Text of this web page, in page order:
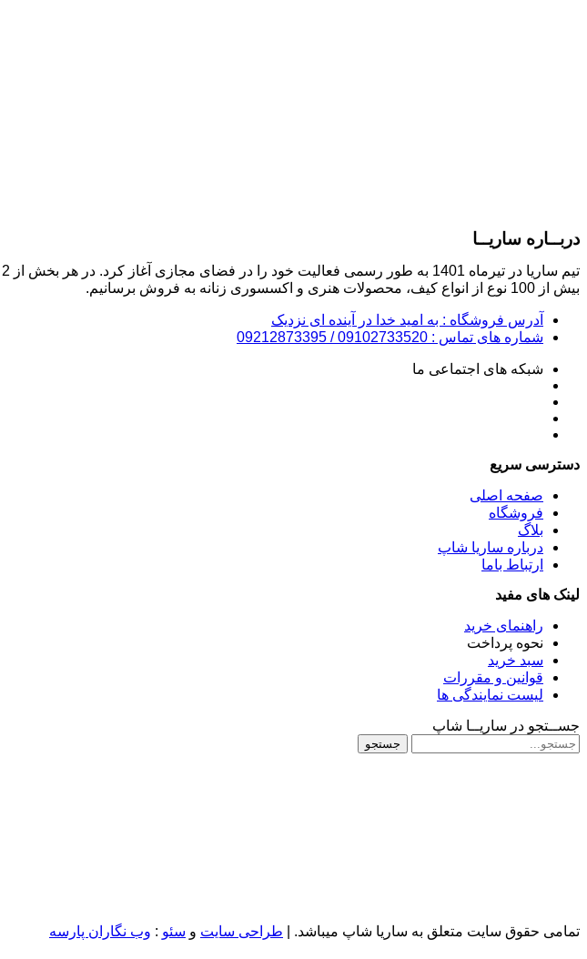
دربــاره ساریــا
بیش از 100 نوع از انواع کیف، محصولات هنری و اکسسوری زنانه به فروش برسانیم.
آدرس فروشگاه : به امید خدا در آینده ای نزدیک
شماره های تماس : 09102733520 / 09212873395
شبکه های اجتماعی ما
دسترسی سریع
صفحه اصلی
فروشگاه
بلاگ
درباره ساریا شاپ
ارتباط باما
لینک های مفید
راهنمای خرید
نحوه پرداخت
سبد خرید
قوانین و مقررات
لیست نمایندگی ها
جســتجو در ساریــا شاپ
جستجو
تمامی حقوق سایت متعلق به ساریا شاپ میباشد. | طراحی سایت و سئو : وب نگاران پارسه